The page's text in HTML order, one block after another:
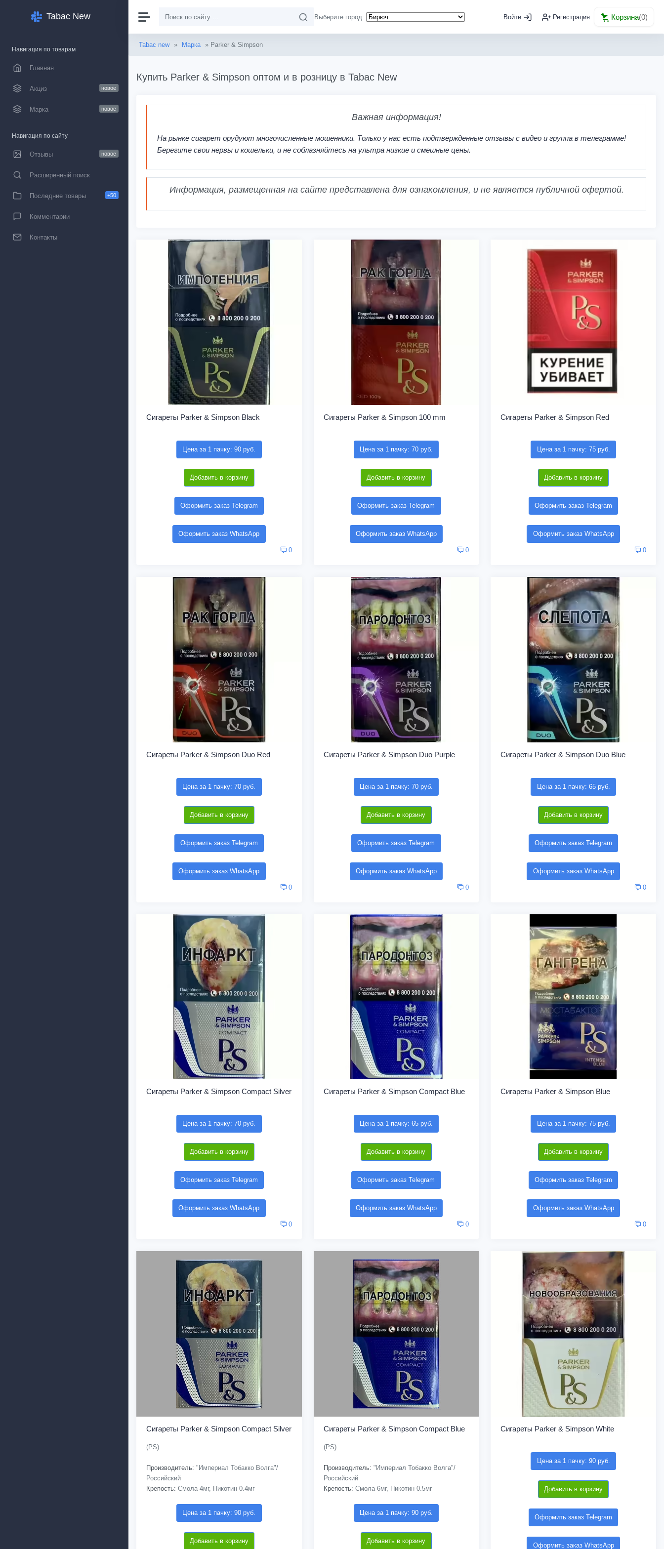
Tabac New
Навигация по товарам
Главная
Акциз новое
Марка новое
Навигация по сайту
Отзывы новое
Расширенный поиск
Последние товары +50
Комментарии
Контакты
Выберите город: Войти Регистрация Корзина(0)
Tabac new » Марка » Parker & Simpson
Купить Parker & Simpson оптом и в розницу в Tabac New
Важная информация!
На рынке сигарет орудуют многочисленные мошенники. Только у нас есть подтвержденные отзывы с видео и группа в телеграмме!
Берегите свои нервы и кошельки, и не соблазняйтесь на ультра низкие и смешные цены.
Информация, размещенная на сайте представлена для ознакомления, и не является публичной офертой.
Сигареты Parker & Simpson Black
Цена за 1 пачку: 90 руб.
Добавить в корзину
Оформить заказ Telegram
Оформить заказ WhatsApp
0
Сигареты Parker & Simpson 100 mm
Цена за 1 пачку: 70 руб.
Добавить в корзину
Оформить заказ Telegram
Оформить заказ WhatsApp
0
Сигареты Parker & Simpson Red
Цена за 1 пачку: 75 руб.
Добавить в корзину
Оформить заказ Telegram
Оформить заказ WhatsApp
0
Сигареты Parker & Simpson Duo Red
Цена за 1 пачку: 70 руб.
Добавить в корзину
Оформить заказ Telegram
Оформить заказ WhatsApp
0
Сигареты Parker & Simpson Duo Purple
Цена за 1 пачку: 70 руб.
Добавить в корзину
Оформить заказ Telegram
Оформить заказ WhatsApp
0
Сигареты Parker & Simpson Duo Blue
Цена за 1 пачку: 65 руб.
Добавить в корзину
Оформить заказ Telegram
Оформить заказ WhatsApp
0
Сигареты Parker & Simpson Compact Silver
Цена за 1 пачку: 70 руб.
Добавить в корзину
Оформить заказ Telegram
Оформить заказ WhatsApp
0
Сигареты Parker & Simpson Compact Blue
Цена за 1 пачку: 65 руб.
Добавить в корзину
Оформить заказ Telegram
Оформить заказ WhatsApp
0
Сигареты Parker & Simpson Blue
Цена за 1 пачку: 75 руб.
Добавить в корзину
Оформить заказ Telegram
Оформить заказ WhatsApp
0
Сигареты Parker & Simpson Compact Silver
(PS)
Производитель: "Империал Тобакко Волга"/
Российский
Крепость: Смола-4мг, Никотин-0.4мг
Цена за 1 пачку: 90 руб.
Добавить в корзину
Сигареты Parker & Simpson Compact Blue
(PS)
Производитель: "Империал Тобакко Волга"/
Российский
Крепость: Смола-6мг, Никотин-0.5мг
Цена за 1 пачку: 90 руб.
Добавить в корзину
Сигареты Parker & Simpson White
Цена за 1 пачку: 90 руб.
Добавить в корзину
Оформить заказ Telegram
Оформить заказ WhatsApp